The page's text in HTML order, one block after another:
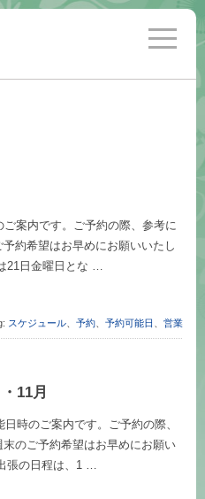
toggle
案内です。ご予約の際、参考に
約希望はお早めにお願いいたし
21日金曜日とな …
スケジュール 予約 予約可能日 営業
11月
時のご案内です。ご予約の際、
のご予約希望はお早めにお願い
張の日程は、1 …